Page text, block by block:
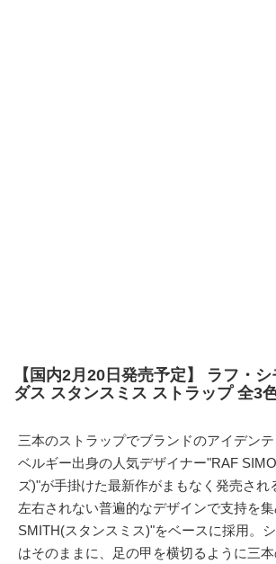
【国内2月20日発売予定】 ラフ・
ダス スタンスミス ストラップ 全3
三本のストラップでブランドのアイデンテ
ベルギー出身の人気デザイナー"RAF
ズ)"が手掛けた最新作がまもなく発売され
左右されない普遍的なデザインで支持を
SMITH(スタンスミス)"をベースに採用。
はそのままに、足の甲を横切るように三